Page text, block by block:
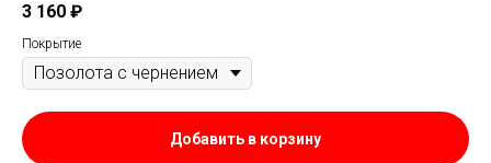
3 160 ₽
Покрытие
Добавить в корзину